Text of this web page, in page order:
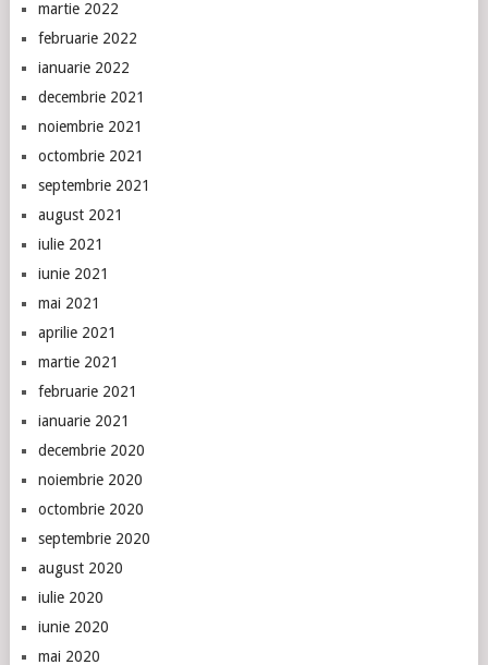
martie 2022
februarie 2022
ianuarie 2022
decembrie 2021
noiembrie 2021
octombrie 2021
septembrie 2021
august 2021
iulie 2021
iunie 2021
mai 2021
aprilie 2021
martie 2021
februarie 2021
ianuarie 2021
decembrie 2020
noiembrie 2020
octombrie 2020
septembrie 2020
august 2020
iulie 2020
iunie 2020
mai 2020